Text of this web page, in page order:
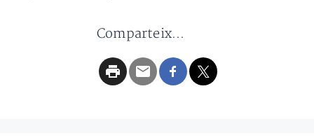
Comparteix...